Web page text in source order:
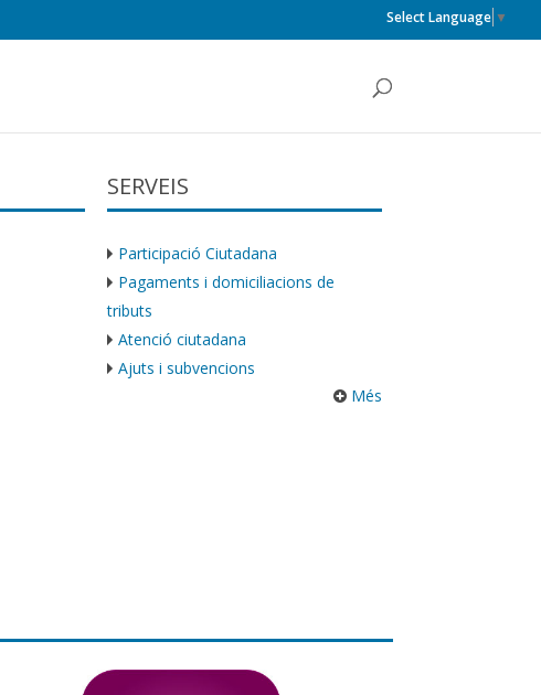
Select Language ▼
SERVEIS
Participació Ciutadana
Pagaments i domiciliacions de
tributs
Atenció ciutadana
Ajuts i subvencions
Més